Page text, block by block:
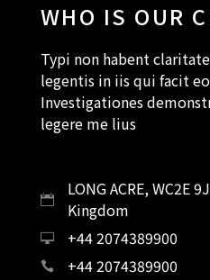
WHO IS OUR
Typi non habent
legentis in iis qui facit
Investigationes
legere me lius
LONG ACRE, WC2E
Kingdom
+44 2074389900
+44 2074389900